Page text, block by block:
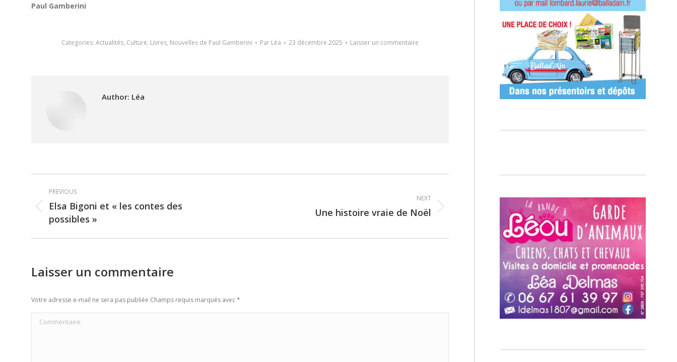
Paul Gamberini
Categories: Actualités, Culture, Livres, Nouvelles de Paul Gamberini Par Léa 23 décembre 2025 Laisser un commentaire
Author: Léa
Post
navigation
PREVIOUS
Previous
post:
Elsa Bigoni et « les contes des
possibles »
NEXT
Une histoire vraie de Noël
Laisser un commentaire
Votre adresse e-mail ne sera pas publiée Champs requis marqués avec*
Commentaire